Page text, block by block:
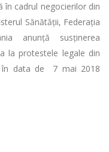
în cadrul negocierilor din
Sănătății, Federația
anunță susținerea
la protestele legale din
în data de 7 mai 2018